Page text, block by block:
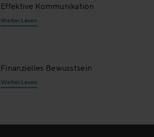
Effektive Kommunikation
Weiter Lesen
Finanzielles Bewusstsein
Weiter Lesen